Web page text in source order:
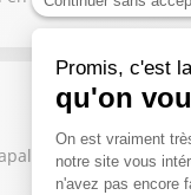
située sur la